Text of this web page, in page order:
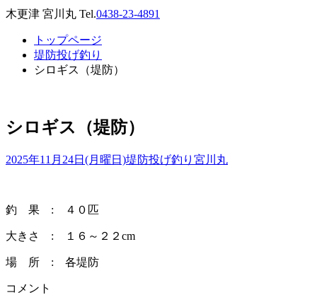
木更津 宮川丸 Tel.0438-23-4891
トップページ
堤防投げ釣り
シロギス（堤防）
シロギス（堤防）
2025年11月24日(月曜日)堤防投げ釣り 宮川丸
釣 果 : ４０匹
大きさ : １６～２２cm
場 所 : 各堤防
コメント